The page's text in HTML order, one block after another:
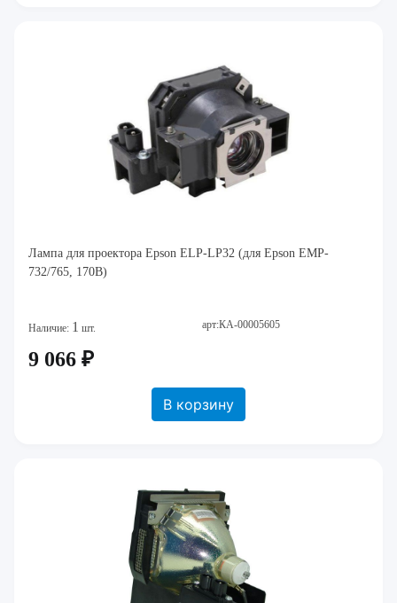
Лампа для проектора Epson ELP-LP32 (для Epson EMP-
732/765, 170В)
Наличие: 1 шт. арт:КА-00005605
9 066 ₽
В корзину